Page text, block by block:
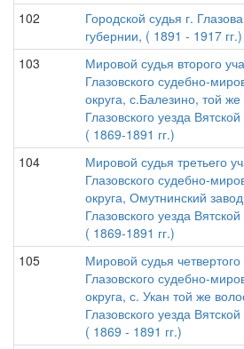
102
Городской судья г.
губернии, ( 1891 - 1917 гг.)
103
Мировой судья второго
Глазовского судебно-
округа, с.Балезино, той же
Глазовского уезда
( 1869-1891 гг.)
104
Мировой судья третьего
Глазовского судебно-
округа, Омутнинский
Глазовского уезда
( 1869-1891 гг.)
105
Мировой судья четвертого
Глазовского судебно-
округа, с. Укан той же
Глазовского уезда
( 1869 - 1891 гг.)